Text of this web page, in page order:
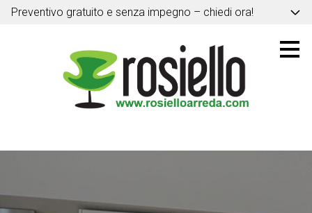
Passa
Preventivo gratuito e senza impegno – chiedi ora!